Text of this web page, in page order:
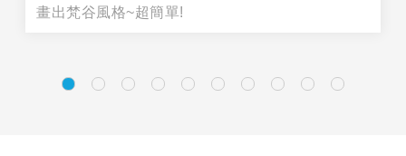
畫出梵谷風格~超簡單!